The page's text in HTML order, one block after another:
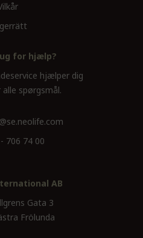
for hjælp?
hjælper dig
spørgsmål.
706 74 00
AB
Gata 3
Frölunda